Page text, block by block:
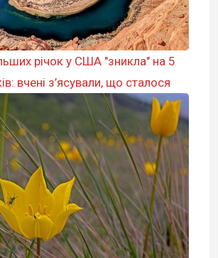
річок у США "зникла" на 5
вчені з’ясували, що сталося